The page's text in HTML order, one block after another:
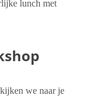
lunch met
we naar je